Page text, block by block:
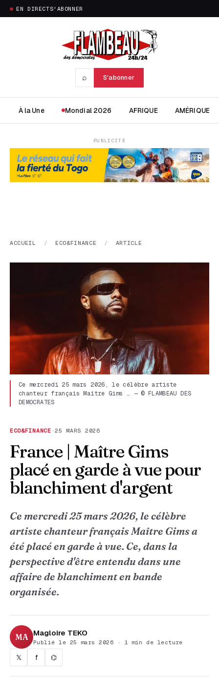
EN DIRECTS'ABONNER
⌕ S'abonner
À la Une Mondial 2026 AFRIQUE AMÉRIQUE
PUBLICITÉ
ACCUEIL / ECO&FINANCE / ARTICLE
Ce mercredi 25 mars 2026, le célèbre artiste
chanteur français Maître Gims … — © FLAMBEAU DES
DEMOCRATES
ECO&FINANCE ·25 MARS 2026
France | Maître Gims
placé en garde à vue pour
blanchiment d'argent
Ce mercredi 25 mars 2026, le célèbre
artiste chanteur français Maître Gims a
été placé en garde à vue. Ce, dans la
perspective d'être entendu dans une
affaire de blanchiment en bande
organisée.
MA Magloire TEKO
Publié le 25 mars 2026 · 1 min de lecture
𝕏 f ⌬